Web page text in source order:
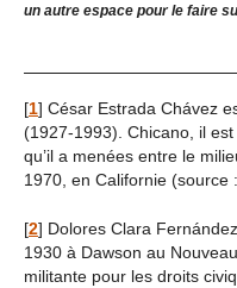
un autre espace pour le faire
[1] César Estrada Chávez
(1927-1993). Chicano, il
qu’il a menées entre le
1970, en Californie (source
[2] Dolores Clara
1930 à Dawson au
militante pour les droits